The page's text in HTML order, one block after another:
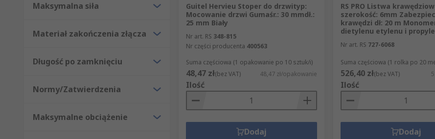
Maksymalna siła
Materiał zakończenia złącza
Długość po zamknięciu
Normy/Zatwierdzenia
Maksymalne obciążenie
Guitel Hervieu Stoper do drzwityp:
Mocowanie drzwi Gumaśr.: 30 mmdł.:
25 mm Biały
Nr art. RS 348-815
Nr części producenta 400563
Suma częściowa (1 opakowanie po 10 sztuk/i)
48,47 zł(bez VAT) 48,47 zł/opakowanie
Ilość
Dodaj
RS PRO Listwa
szerokość: 6mm
krawędzi dł: 20 m
dietylenu etylenu i
Nr art. RS 727-6068
Suma częściowa (1 rolka po 20
526,40 zł(bez VAT)
Ilość
Dodaj